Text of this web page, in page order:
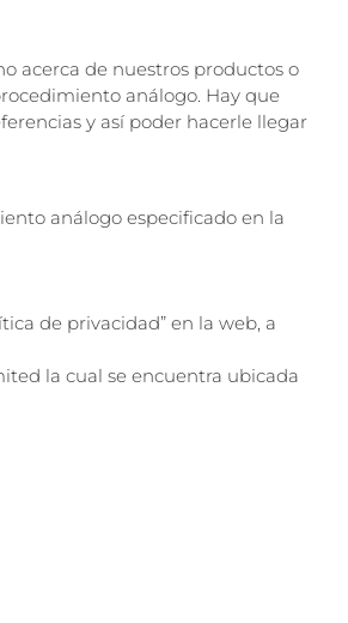
acerca de nuestros productos o
análogo. Hay que
y así poder hacerle llegar
análogo especificado en la
de privacidad” en la web, a
la cual se encuentra ubicada